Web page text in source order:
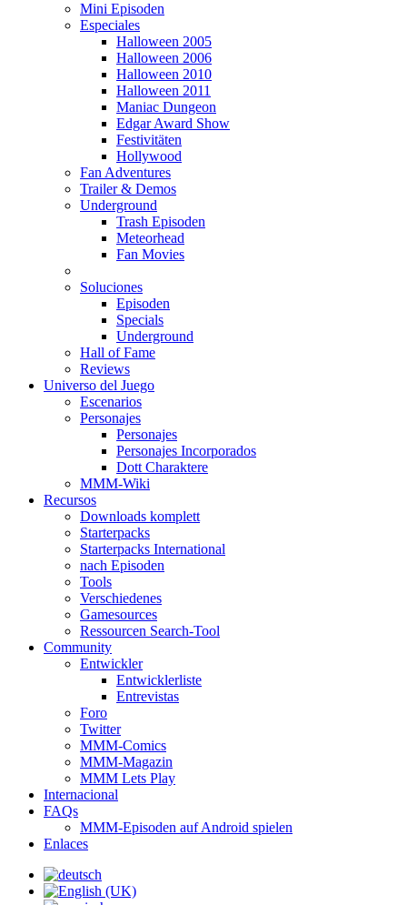
Mini Episoden
Especiales
Halloween 2005
Halloween 2006
Halloween 2010
Halloween 2011
Maniac Dungeon
Edgar Award Show
Festivitäten
Hollywood
Fan Adventures
Trailer & Demos
Underground
Trash Episoden
Meteorhead
Fan Movies
Soluciones
Episoden
Specials
Underground
Hall of Fame
Reviews
Universo del Juego
Escenarios
Personajes
Personajes
Personajes Incorporados
Dott Charaktere
MMM-Wiki
Recursos
Downloads komplett
Starterpacks
Starterpacks International
nach Episoden
Tools
Verschiedenes
Gamesources
Ressourcen Search-Tool
Community
Entwickler
Entwicklerliste
Entrevistas
Foro
Twitter
MMM-Comics
MMM-Magazin
MMM Lets Play
Internacional
FAQs
MMM-Episoden auf Android spielen
Enlaces